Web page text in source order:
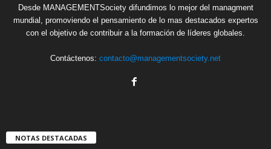
Desde MANAGEMENTSociety difundimos lo mejor del managment
mundial, promoviendo el pensamiento de lo mas destacados expertos
con el objetivo de contribuir a la formación de líderes globales.
Contáctenos: contacto@managementsociety.net
NOTAS DESTACADAS